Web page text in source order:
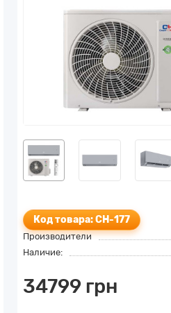
Код товара: CH-177
Производители
Наличие:
34799 грн